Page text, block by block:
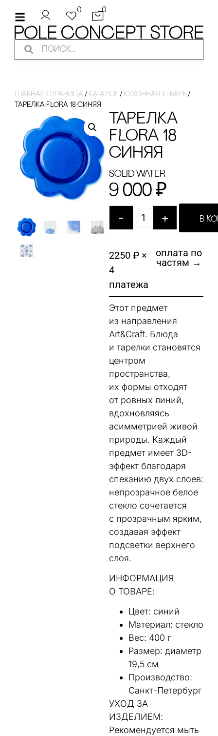
0 0
Главная страница / Каталог / Кухонная утварь /
ТАРЕЛКА FLORA 18 сИНЯЯ
ТАРЕЛКА
FLORA 18
сИНЯЯ
Solid Water
9 000 ₽
- + В
2250 ₽ ×
4
платежа
оплата по
частям →
Этот предмет
из направления
Art&Craft. Блюда
и тарелки становятся
центром
пространства,
их формы отходят
от ровных линий,
вдохновляясь
асимметрией живой
природы. Каждый
предмет имеет 3D-
эффект благодаря
спеканию двух слоев:
непрозрачное белое
стекло сочетается
с прозрачным ярким,
создавая эффект
подсветки верхнего
слоя.
ИНФОРМАЦИЯ
О ТОВАРЕ:
Цвет: синий
Материал: cтекло
Вес: 400 г
Размер: диаметр
19,5 см
Производство:
Санкт-Петербург
УХОД ЗА
ИЗДЕЛИЕМ:
Рекомендуется мыть